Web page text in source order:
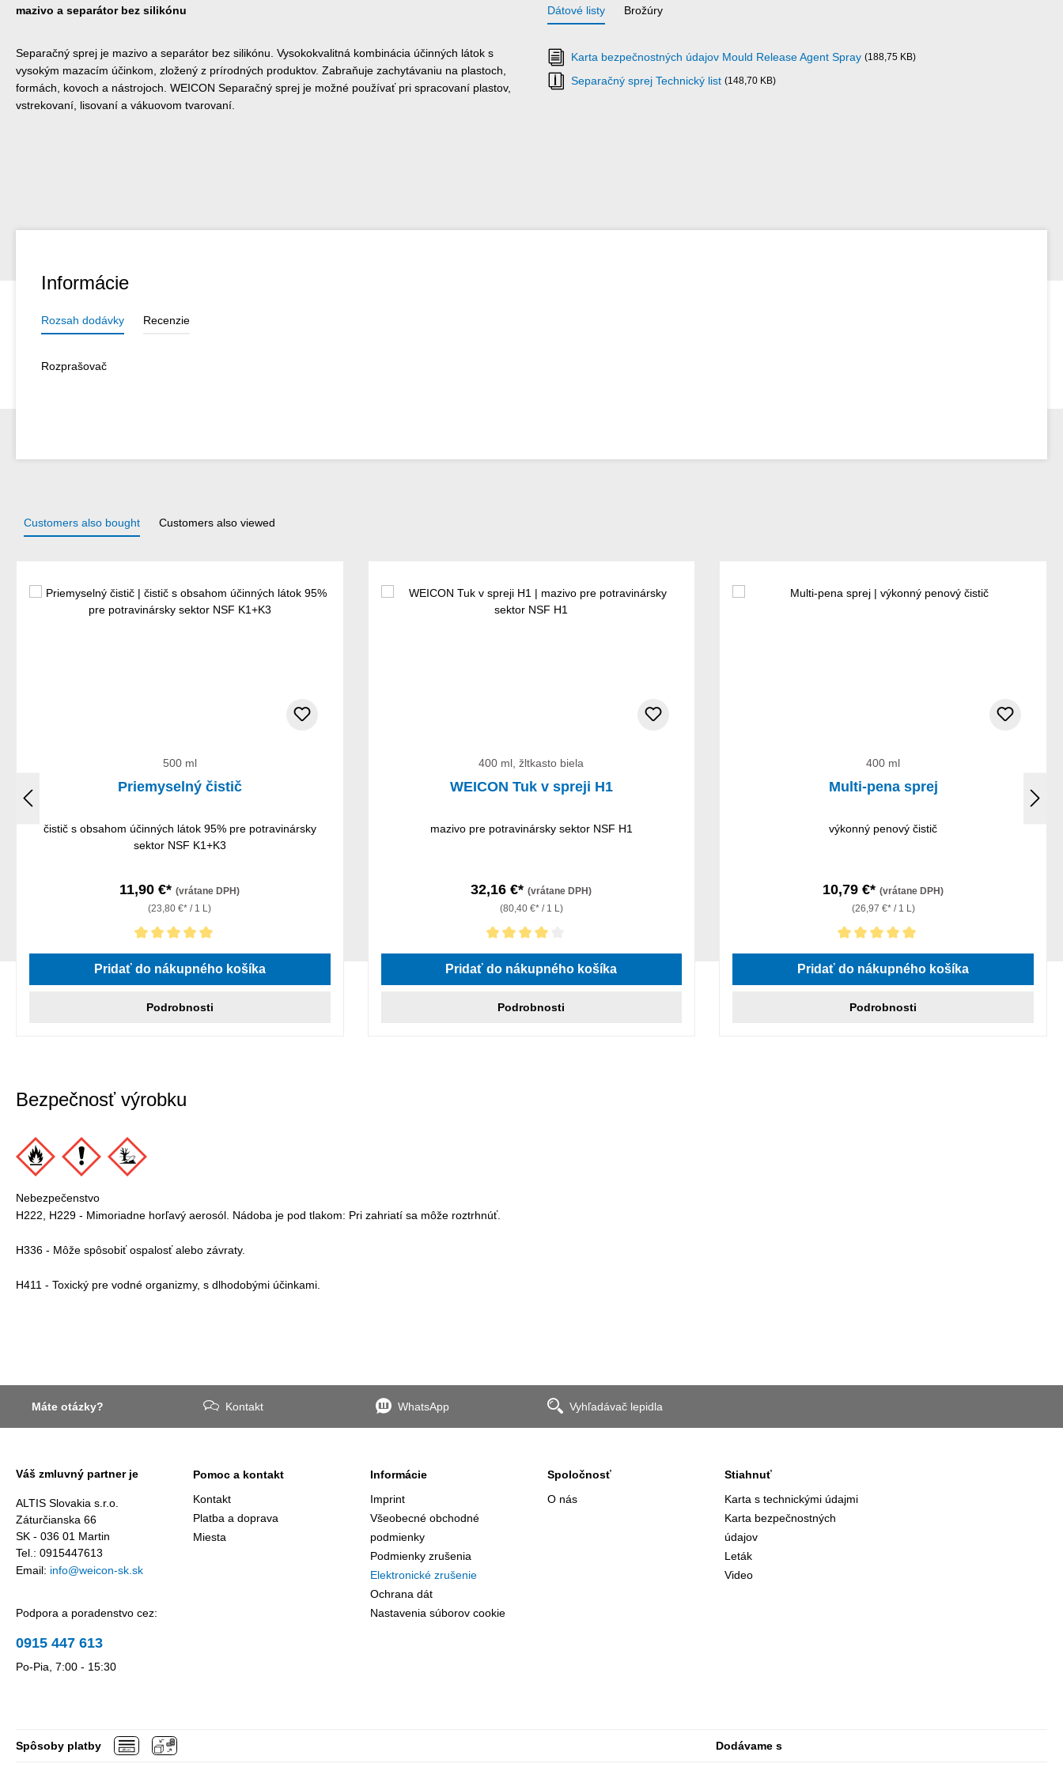
mazivo a separátor bez silikónu
Separačný sprej je mazivo a separátor bez silikónu. Vysokokvalitná kombinácia účinných látok s
vysokým mazacím účinkom, zložený z prírodných produktov. Zabraňuje zachytávaniu na plastoch,
formách, kovoch a nástrojoch. WEICON Separačný sprej je možné používať pri spracovaní plastov,
vstrekovaní, lisovaní a vákuovom tvarovaní.
Dátové listy Brožúry
Karta bezpečnostných údajov Mould Release Agent Spray (188,75 KB)
Separačný sprej Technický list (148,70 KB)
Informácie
Rozsah dodávky Recenzie
Rozprašovač
Customers also bought Customers also viewed
500 ml
Priemyselný čistič
čistič s obsahom účinných látok 95% pre potravinársky
sektor NSF K1+K3
11,90 €*(vrátane DPH)
(23,80 €* / 1 L)
Priemerné hodnotenie 5 z 5 hviezdičiek
Pridať do nákupného košíka
Podrobnosti
400 ml, žltkasto biela
WEICON Tuk v spreji H1
mazivo pre potravinársky sektor NSF H1
32,16 €*(vrátane DPH)
(80,40 €* / 1 L)
Priemerné hodnotenie 4 z 5 hviezdičiek
Pridať do nákupného košíka
Podrobnosti
400 ml
Multi-pena sprej
výkonný penový čistič
10,79 €*(vrátane DPH)
(26,97 €* / 1 L)
Priemerné hodnotenie 5 z 5 hviezdičiek
Pridať do nákupného košíka
Podrobnosti
Bezpečnosť výrobku
Nebezpečenstvo
H222, H229 - Mimoriadne horľavý aerosól. Nádoba je pod tlakom: Pri zahriatí sa môže roztrhnúť.
H336 - Môže spôsobiť ospalosť alebo závraty.
H411 - Toxický pre vodné organizmy, s dlhodobými účinkami.
Máte otázky? Kontakt WhatsApp Vyhľadávač lepidla
Váš zmluvný partner je
ALTIS Slovakia s.r.o.
Záturčianska 66
SK - 036 01 Martin
Tel.: 0915447613
Email: info@weicon-sk.sk
Podpora a poradenstvo cez:
0915 447 613
Po-Pia, 7:00 - 15:30
Pomoc a kontakt
Kontakt
Platba a doprava
Miesta
Informácie
Imprint
Všeobecné obchodné
podmienky
Podmienky zrušenia
Elektronické zrušenie
Ochrana dát
Nastavenia súborov cookie
Spoločnosť
O nás
Stiahnuť
Karta s technickými údajmi
Karta bezpečnostných
údajov
Leták
Video
Spôsoby platby Dodávame s